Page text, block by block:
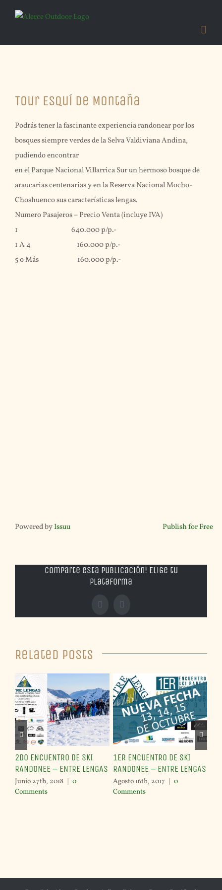
Larger
Tour Esquí de Montaña
Podrás tener la fascinante experiencia randonear por los
bosques siempre verdes de la Selva Valdiviana Andina,
pudiendo encontrar
en el Parque Nacional Villarrica Sur un hermoso bosque de
araucarias centenarias y en la Reserva Nacional Mocho-
Choshuenco sus caracterí­sticas lengas.
Numero Pasajeros – Precio Venta (incluye IVA)
1 640.000 p/p.-
1 A 4 160.000 p/p.-
5 o Más 160.000 p/p.-
Powered byIssuu Publish for Free
Comparte esta publicación! Elige tu
plataforma
Facebook
X
Related Posts
2DO ENCUENTRO DE SKI
RANDONEE – ENTRE LENGAS
Junio 27th, 2018 | 0
Comments
1ER ENCUENTRO DE SKI
RANDONEE – ENTRE LENGAS
Agosto 16th, 2017 | 0
Comments